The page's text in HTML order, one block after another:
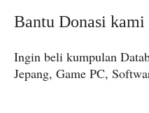
Bantu Donasi kami
Ingin beli kumpulan
Jepang, Game PC,